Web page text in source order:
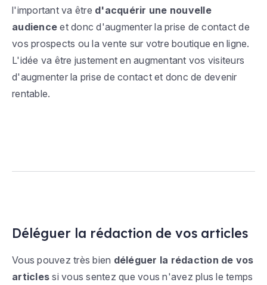
l'important va être d'acquérir une nouvelle
audience et donc d'augmenter la prise de contact de
vos prospects ou la vente sur votre boutique en ligne.
L'idée va être justement en augmentant vos visiteurs
d'augmenter la prise de contact et donc de devenir
rentable.
Déléguer la rédaction de vos articles
Vous pouvez très bien déléguer la rédaction de vos
articles si vous sentez que vous n'avez plus le temps